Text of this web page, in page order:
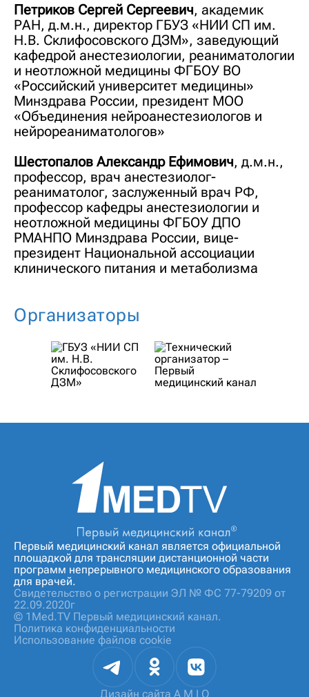
Петриков Сергей Сергеевич, академик
РАН, д.м.н., директор ГБУЗ «НИИ СП им.
Н.В. Склифосовского ДЗМ», заведующий
кафедрой анестезиологии, реаниматологии
и неотложной медицины ФГБОУ ВО
«Российский университет медицины»
Минздрава России, президент МОО
«Объединения нейроанестезиологов и
нейрореаниматологов»
Шестопалов Александр Ефимович, д.м.н.,
профессор, врач анестезиолог-
реаниматолог, заслуженный врач РФ,
профессор кафедры анестезиологии и
неотложной медицины ФГБОУ ДПО
РМАНПО Минздрава России, вице-
президент Национальной ассоциации
клинического питания и метаболизма
Организаторы
Первый медицинский канал является официальной
площадкой для трансляции дистанционной части
программ непрерывного медицинского образования
для врачей.
Свидетельство о регистрации ЭЛ № ФС 77-79209 от
22.09.2020г
© 1Med.TV Первый медицинский канал.
Политика конфиденциальности
Использование файлов cookie
Дизайн сайта A M I O